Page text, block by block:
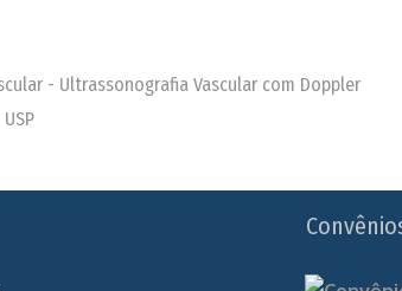
- Ultrassonografia Vascular com Doppler